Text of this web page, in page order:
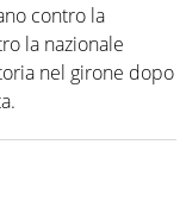
contro la
la nazionale
nel girone dopo